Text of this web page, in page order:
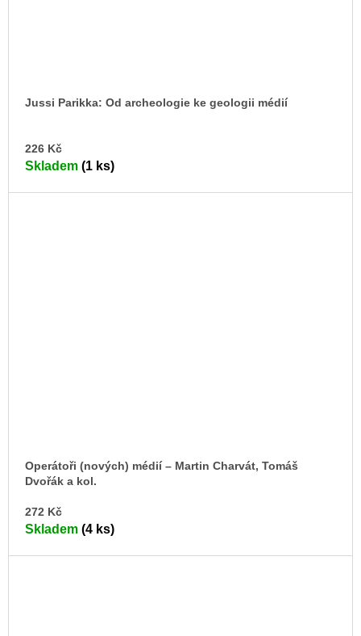
Jussi Parikka: Od archeologie ke geologii médií
226 Kč
Skladem (1 ks)
Operátoři (nových) médií – Martin Charvát, Tomáš
Dvořák a kol.
272 Kč
Skladem (4 ks)